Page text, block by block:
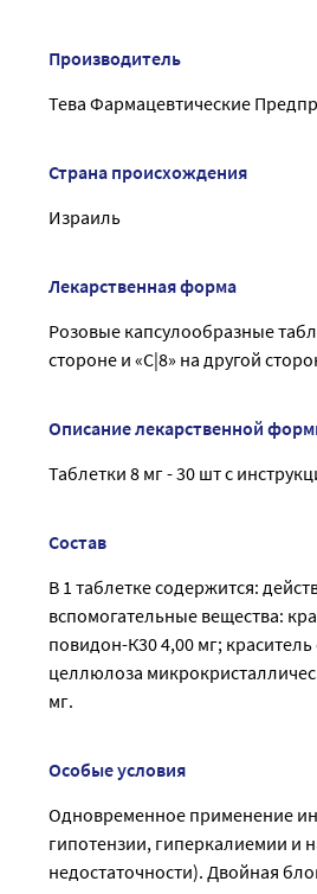
Производитель
Тева Фармацевтические
Страна происхождения
Израиль
Лекарственная форма
Розовые капсулообразные
стороне и «С|8» на другой
Описание лекарственной
Таблетки 8 мг - 30 шт с
Состав
В 1 таблетке содержится:
вспомогательные вещества:
повидон-К30 4,00 мг;
целлюлоза
мг.
Особые условия
Одновременное применение
гипотензии, гиперкалиемии и
недостаточности). Двойная